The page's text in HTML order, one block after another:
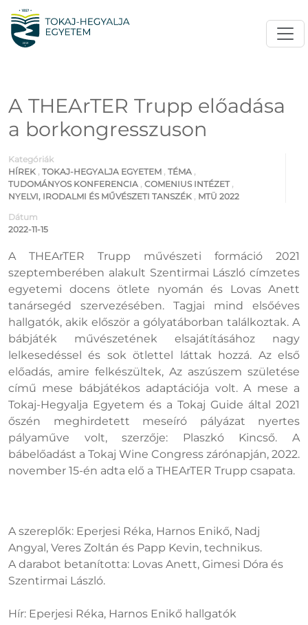
A THEArTER Trupp előadása
a borkongresszuson
Kategóriák
HÍREK , TOKAJ-HEGYALJA EGYETEM , TÉMA ,
TUDOMÁNYOS KONFERENCIA , COMENIUS INTÉZET,
NYELVI, IRODALMI ÉS MŰVÉSZETI TANSZÉK , MTÜ 2022
Dátum
2022-11-15
A THEArTER Trupp művészeti formáció 2021
szeptemberében alakult Szentirmai László címzetes
egyetemi docens ötlete nyomán és Lovas Anett
tanársegéd szervezésében. Tagjai mind elsőéves
hallgatók, akik először a gólyatáborban találkoztak. A
bábjáték művészetének elsajátításához nagy
lelkesedéssel és sok ötlettel láttak hozzá. Az első
előadás, amire felkészültek, Az aszúszem születése
című mese bábjátékos adaptációja volt. A mese a
Tokaj-Hegyalja Egyetem és a Tokaj Guide által 2021
őszén meghirdetett meseíró pályázat nyertes
pályaműve volt, szerzője: Plaszkó Kincső. A
bábelőadást a Tokaj Wine Congress zárónapján, 2022.
november 15-én adta elő a THEArTER Trupp csapata.
A szereplők: Eperjesi Réka, Harnos Enikő, Nadj
Angyal, Veres Zoltán és Papp Kevin, technikus.
A darabot betanította: Lovas Anett, Gimesi Dóra és
Szentirmai László.
Hír: Eperjesi Réka, Harnos Enikő hallgatók